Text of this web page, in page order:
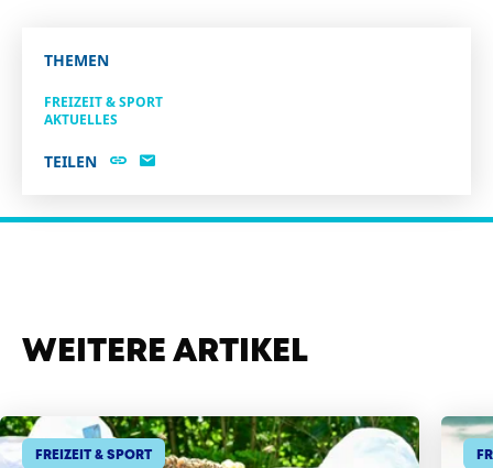
THEMEN
FREIZEIT & SPORT
AKTUELLES
TEILEN
WEITERE ARTIKEL
FREIZEIT & SPORT